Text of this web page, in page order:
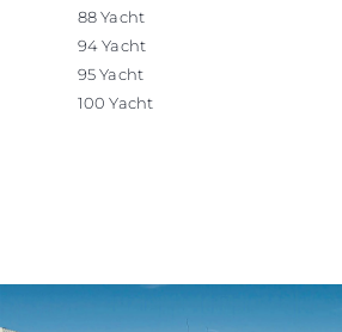
88 Yacht
94 Yacht
95 Yacht
100 Yacht